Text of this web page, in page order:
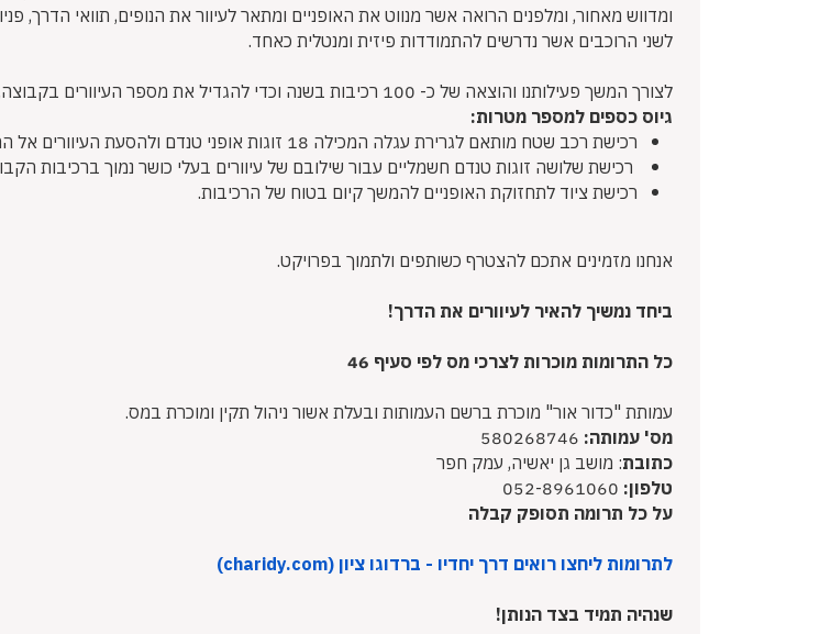
ומדווש מאחור, ומלפנים הרואה אשר מנווט את האופניים ומתאר לעיוור את הנופים, תוואי הדרך,
לשני הרוכבים אשר נדרשים להתמודדות פיזית ומנטלית כאחד.
לצורך המשך פעילותנו והוצאה של כ- 100 רכיבות בשנה וכדי להגדיל את מספר העיוורים בקבוצה, גם כאלה שהכושר הגופני הנוכחי שלהם נמוך,
גיוס כספים למספר מטרות:
רכישת רכב שטח מותאם לגרירת עגלה המכילה 18 זוגות אופני טנדם ולהסעת העיוורים אל הרכיבות ומהן.
רכישת שלושה זוגות טנדם חשמליים עבור שילובם של עיוורים בעלי כושר נמוך ברכיבות
רכישת ציוד לתחזוקת האופניים להמשך קיום בטוח של הרכיבות.
אנחנו מזמינים אתכם להצטרף כשותפים ולתמוך בפרויקט.
ביחד נמשיך להאיר לעיוורים את הדרך!
כל התרומות מוכרות לצרכי מס לפי סעיף 46
עמותת "כדור אור" מוכרת ברשם העמותות ובעלת אשור ניהול תקין ומוכרת במס.
מס' עמותה:
כתובת: מושב גן יאשיה, עמק חפר
טלפון:
על כל תרומה תסופק קבלה
לתרומות ליחצו רואים דרך יחדיו - ברדוגו ציון (charidy.com)
שנהיה תמיד בצד הנותן!